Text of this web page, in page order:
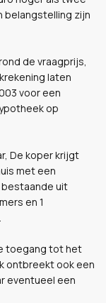
belangstelling zijn
de vraagprijs,
laten
voor een
op
De koper krijgt
met een
bestaande uit
en 1
toegang tot het
ontbreekt ook een
eventueel een